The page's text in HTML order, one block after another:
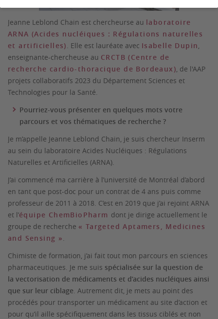
Jeanne Leblond Chain est chercheurse au laboratoire
ARNA (Acides nucléiques : Régulations naturelles
et artificielles). Elle est lauréate avec Isabelle Dupin,
enseignante-chercheuse au CRCTB (Centre de
recherche cardio-thoracique de Bordeaux), de l'AAP
projets collaboratifs 2023 du Département Sciences et
Technologies pour la Santé.
Pourriez-vous présenter en quelques mots votre
parcours et vos thématiques de recherche ?
Je m’appelle Jeanne Leblond Chain, je suis chercheur Inserm
au sein du laboratoire Acides Nucléiques : Régulations
Naturelles et Artificielles (ARNA).
J’ai commencé ma carrière à l’université de Montréal d’abord
en tant que post-doc pour un contrat de 4 ans puis comme
professeur de 2011 à 2018. C’est en 2019 que j’ai rejoint ARNA
et l’équipe ChemBioPharm dont je dirige actuellement le
groupe de recherche « Targeted Aptamers, Medicines
and Sensing ».
Chimiste de formation, j’ai fait tout mon parcours en sciences
pharmaceutiques. Je me suis spécialisée sur la question de
la vectorisation de médicaments et d’acides nucléiques ainsi
que sur leur ciblage. Autrement dit, je mets au point des
procédés pour transporter un médicament au site d’action et
pour qu’il aille spécifiquement dans les tissus ciblés et non